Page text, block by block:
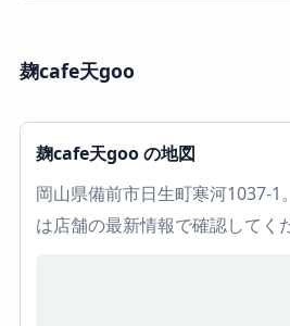
麹cafe天goo
麹cafe天goo の地図
岡山県備前市日生町寒河1037-1
は店舗の最新情報で確認してく